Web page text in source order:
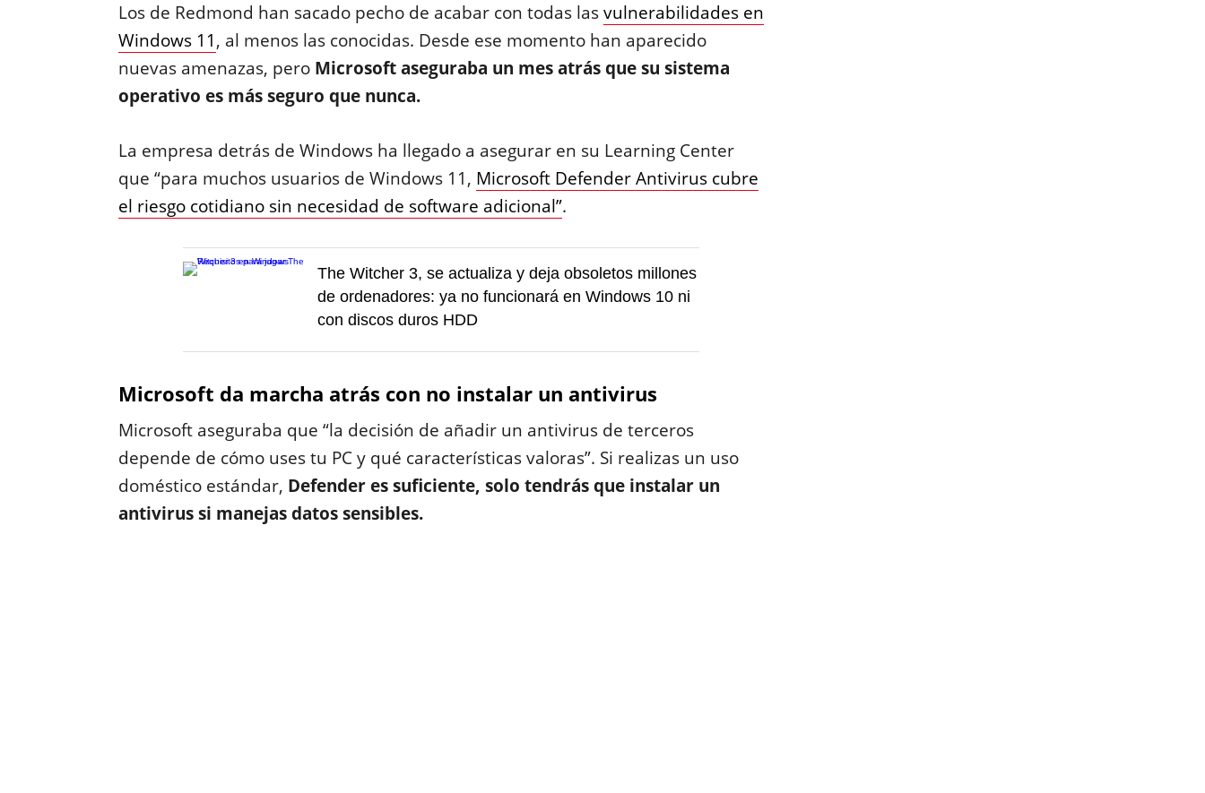
Los de Redmond han sacado pecho de acabar con todas lasvulnerabilidades en
Windows 11, al menos las conocidas. Desde ese momento han aparecido
nuevas amenazas, pero Microsoft aseguraba un mes atrás que su sistema
operativo es más seguro que nunca.
La empresa detrás de Windows ha llegado a asegurar en su Learning Center
que “para muchos usuarios de Windows 11, Microsoft Defender Antivirus cubre
el riesgo cotidiano sin necesidad de software adicional”.
The Witcher 3, se actualiza y deja obsoletos millones
de ordenadores: ya no funcionará en Windows 10 ni
con discos duros HDD
Microsoft da marcha atrás con no instalar un antivirus
Microsoft aseguraba que “la decisión de añadir un antivirus de terceros
depende de cómo uses tu PC y qué características valoras”. Si realizas un uso
doméstico estándar, Defender es suficiente, solo tendrás que instalar un
antivirus si manejas datos sensibles.